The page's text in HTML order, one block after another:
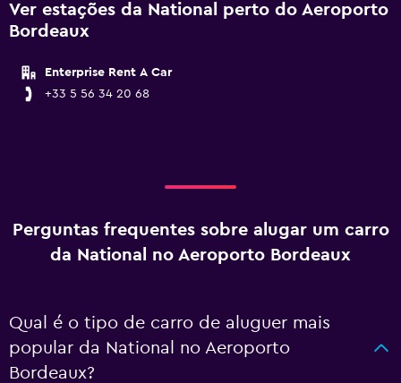
Ver estações da National perto do Aeroporto
Bordeaux
Enterprise Rent A Car
+33 5 56 34 20 68
Perguntas frequentes sobre alugar um carro
da National no Aeroporto Bordeaux
Qual é o tipo de carro de aluguer mais
popular da National no Aeroporto
Bordeaux?